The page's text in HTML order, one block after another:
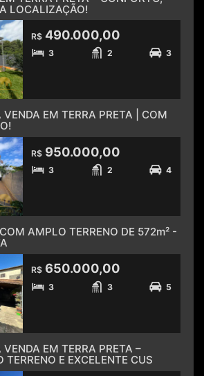
LOCALIZAÇÃO!
R$ 490.000,00
3 2 3
VENDA EM TERRA PRETA | COM
R$ 950.000,00
3 2 4
AMPLO TERRENO DE 572m² -
R$ 650.000,00
3 3 5
EM TERRA PRETA –
E EXCELENTE CUS